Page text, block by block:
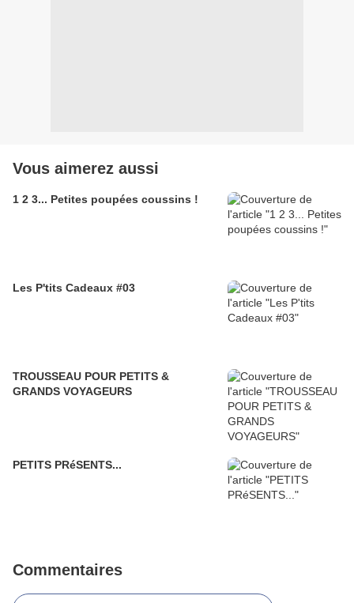
Vous aimerez aussi
1 2 3... Petites poupées coussins !
Les P'tits Cadeaux #03
TROUSSEAU POUR PETITS &
GRANDS VOYAGEURS
PETITS PRéSENTS...
Commentaires